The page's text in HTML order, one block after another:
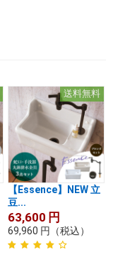
送料無料
【Essence】NEW 立
豆...
63,600 円
69,960 円 （税込）